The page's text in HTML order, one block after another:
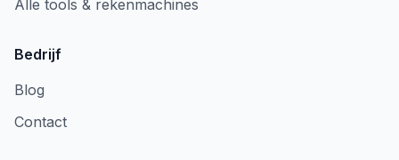
Alle tools & rekenmachines
Bedrijf
Blog
Contact